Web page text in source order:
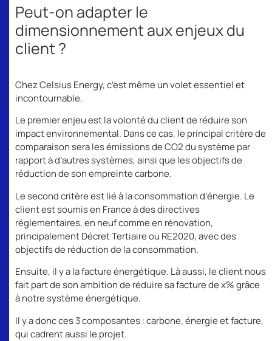
Peut-on adapter le
dimensionnement aux enjeux du
client ?
Chez Celsius Energy, c’est même un volet essentiel et
incontournable.
Le premier enjeu est la volonté du client de réduire son
impact environnemental. Dans ce cas, le principal critère de
comparaison sera les émissions de CO2 du système par
rapport à d’autres systèmes, ainsi que les objectifs de
réduction de son empreinte carbone.
Le second critère est lié à la consommation d’énergie. Le
client est soumis en France à des directives
réglementaires, en neuf comme en rénovation,
principalement Décret Tertiaire ou RE2020, avec des
objectifs de réduction de la consommation.
Ensuite, il y a la facture énergétique. Là aussi, le client nous
fait part de son ambition de réduire sa facture de x% grâce
à notre système énergétique.
Il y a donc ces 3 composantes : carbone, énergie et facture,
qui cadrent aussi le projet.